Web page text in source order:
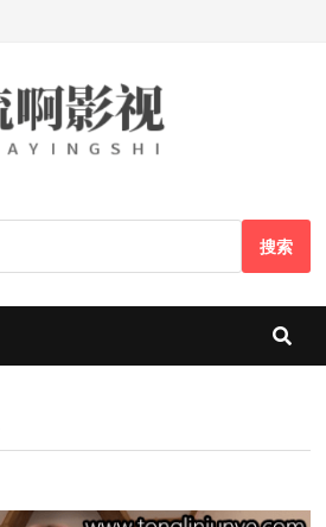
搜索